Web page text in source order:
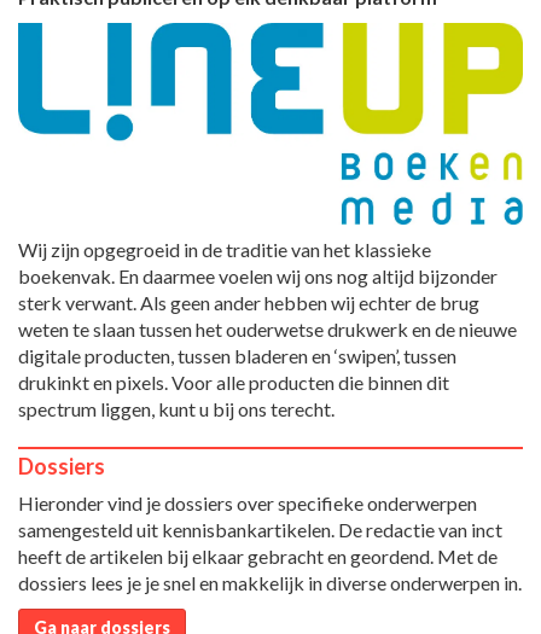
Wij zijn opgegroeid in de traditie van het klassieke
boekenvak. En daarmee voelen wij ons nog altijd bijzonder
sterk verwant. Als geen ander hebben wij echter de brug
weten te slaan tussen het ouderwetse drukwerk en de nieuwe
digitale producten, tussen bladeren en ‘swipen’, tussen
drukinkt en pixels. Voor alle producten die binnen dit
spectrum liggen, kunt u bij ons terecht.
Dossiers
Hieronder vind je dossiers over specifieke onderwerpen
samengesteld uit kennisbankartikelen. De redactie van inct
heeft de artikelen bij elkaar gebracht en geordend. Met de
dossiers lees je je snel en makkelijk in diverse onderwerpen in.
Ga naar dossiers